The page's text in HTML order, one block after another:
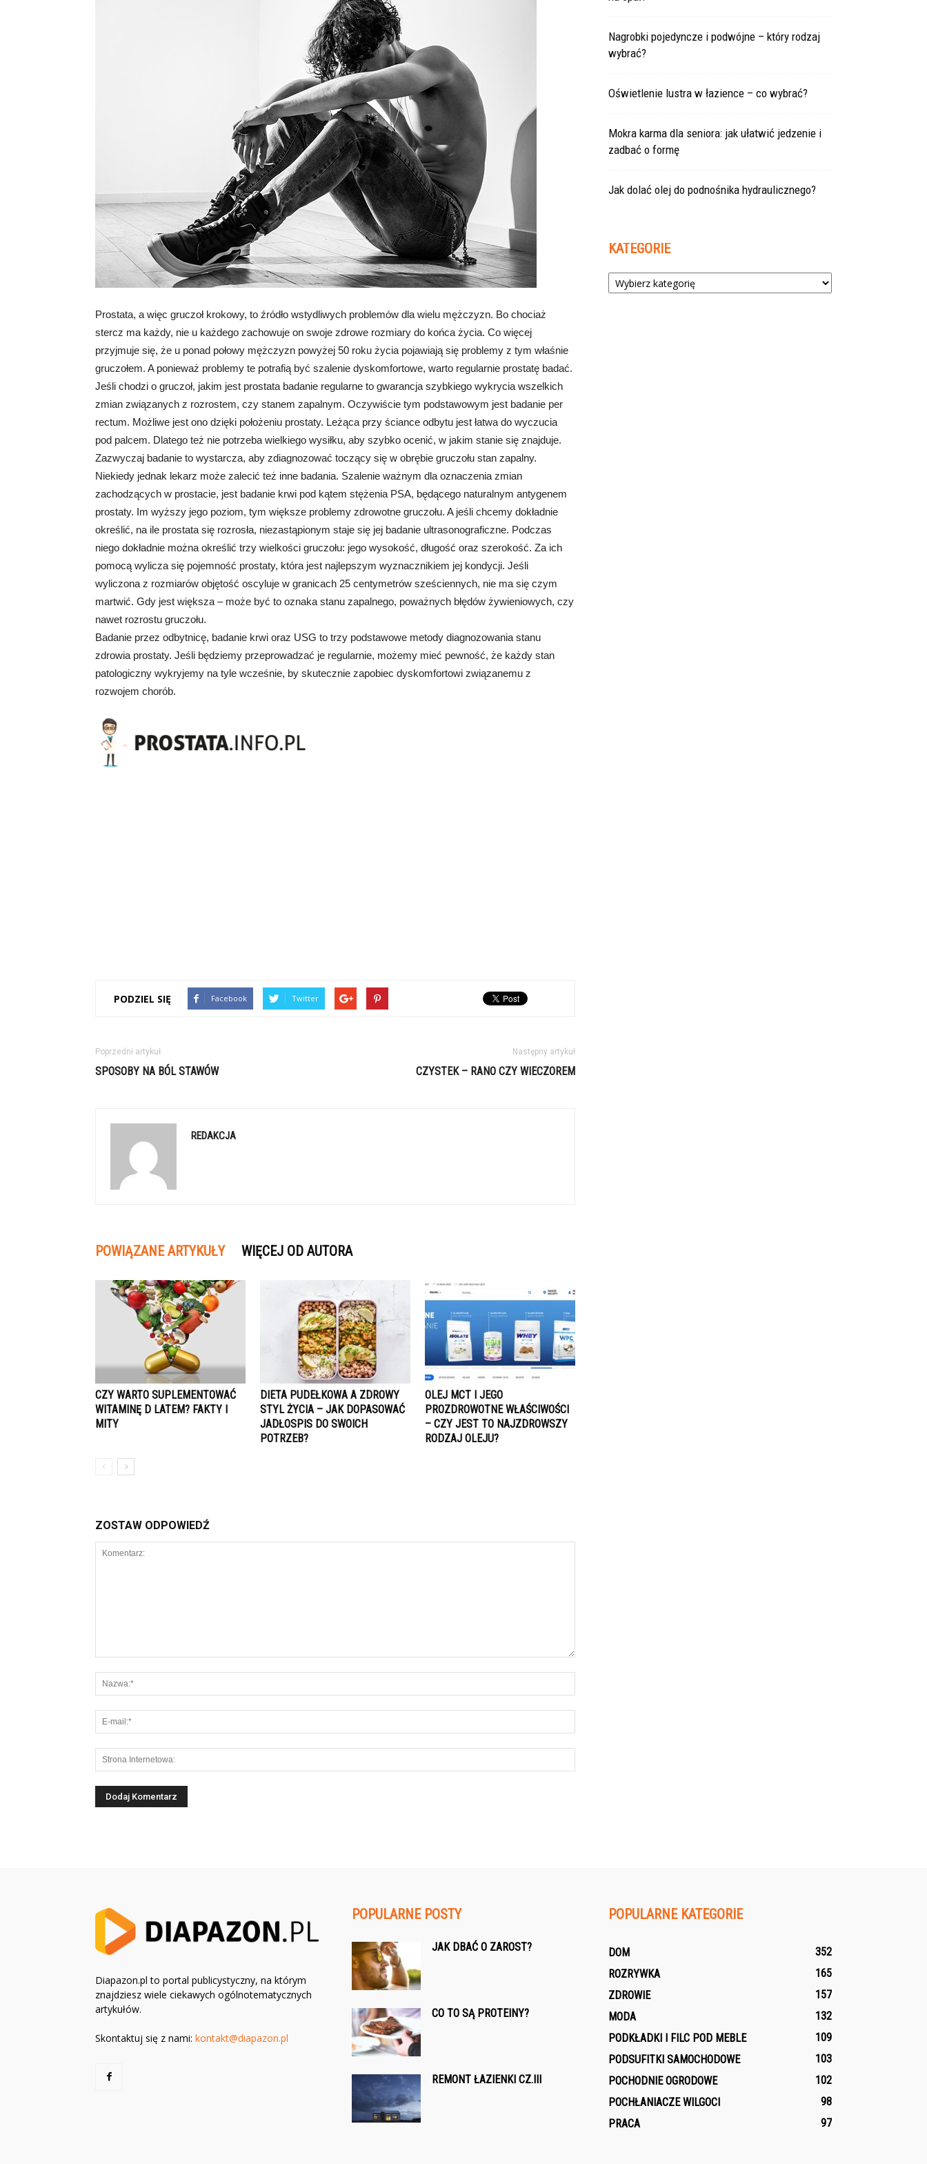
Prostata, a więc gruczoł krokowy, to źródło wstydliwych problemów dla wielu mężczyzn. Bo chociaż
stercz ma każdy, nie u każdego zachowuje on swoje zdrowe rozmiary do końca życia. Co więcej
przyjmuje się, że u ponad połowy mężczyzn powyżej 50 roku życia pojawiają się problemy z tym właśnie
gruczołem. A ponieważ problemy te potrafią być szalenie dyskomfortowe, warto regularnie prostatę badać.
Jeśli chodzi o gruczoł, jakim jest prostata badanie regularne to gwarancja szybkiego wykrycia wszelkich
zmian związanych z rozrostem, czy stanem zapalnym. Oczywiście tym podstawowym jest badanie per
rectum. Możliwe jest ono dzięki położeniu prostaty. Leżąca przy ściance odbytu jest łatwa do wyczucia
pod palcem. Dlatego też nie potrzeba wielkiego wysiłku, aby szybko ocenić, w jakim stanie się znajduje.
Zazwyczaj badanie to wystarcza, aby zdiagnozować toczący się w obrębie gruczołu stan zapalny.
Niekiedy jednak lekarz może zalecić też inne badania. Szalenie ważnym dla oznaczenia zmian
zachodzących w prostacie, jest badanie krwi pod kątem stężenia PSA, będącego naturalnym antygenem
prostaty. Im wyższy jego poziom, tym większe problemy zdrowotne gruczołu. A jeśli chcemy dokładnie
określić, na ile prostata się rozrosła, niezastąpionym staje się jej badanie ultrasonograficzne. Podczas
niego dokładnie można określić trzy wielkości gruczołu: jego wysokość, długość oraz szerokość. Za ich
pomocą wylicza się pojemność prostaty, która jest najlepszym wyznacznikiem jej kondycji. Jeśli
wyliczona z rozmiarów objętość oscyluje w granicach 25 centymetrów sześciennych, nie ma się czym
martwić. Gdy jest większa – może być to oznaka stanu zapalnego, poważnych błędów żywieniowych, czy
nawet rozrostu gruczołu.
Badanie przez odbytnicę, badanie krwi oraz USG to trzy podstawowe metody diagnozowania stanu
zdrowia prostaty. Jeśli będziemy przeprowadzać je regularnie, możemy mieć pewność, że każdy stan
patologiczny wykryjemy na tyle wcześnie, by skutecznie zapobiec dyskomfortowi związanemu z
rozwojem chorób.
PODZIEL SIĘ Facebook Twitter
Poprzedni artykuł
SPOSOBY NA BÓL STAWÓW
Następny artykuł
CZYSTEK – RANO CZY WIECZOREM
REDAKCJA
POWIĄZANE ARTYKUŁY WIĘCEJ OD AUTORA
CZY WARTO SUPLEMENTOWAĆ
WITAMINĘ D LATEM? FAKTY I
MITY
DIETA PUDEŁKOWA A ZDROWY
STYL ŻYCIA – JAK DOPASOWAĆ
JADŁOSPIS DO SWOICH
POTRZEB?
OLEJ MCT I JEGO
PROZDROWOTNE WŁAŚCIWOŚCI
– CZY JEST TO NAJZDROWSZY
RODZAJ OLEJU?
ZOSTAW ODPOWIEDŹ
Nagrobki pojedyncze i podwójne – który rodzaj
wybrać?
Oświetlenie lustra w łazience – co wybrać?
Mokra karma dla seniora: jak ułatwić jedzenie i
zadbać o formę
Jak dolać olej do podnośnika hydraulicznego?
KATEGORIE
Kategorie
Diapazon.pl to portal publicystyczny, na którym
znajdziesz wiele ciekawych ogólnotematycznych
artykułów.
Skontaktuj się z nami: kontakt@diapazon.pl
POPULARNE POSTY
JAK DBAĆ O ZAROST?
CO TO SĄ PROTEINY?
REMONT ŁAZIENKI CZ.III
POPULARNE KATEGORIE
DOM
352
ROZRYWKA
165
ZDROWIE
157
MODA
132
PODKŁADKI I FILC POD MEBLE
109
PODSUFITKI SAMOCHODOWE
103
POCHODNIE OGRODOWE
102
POCHŁANIACZE WILGOCI
98
PRACA
97